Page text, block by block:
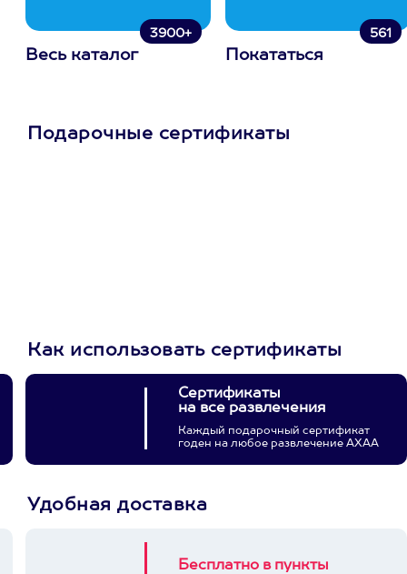
3900+
Весь каталог
561
Покататься
Подарочные сертификаты
Как использовать сертификаты
Сертификаты
на все развлечения
Каждый подарочный сертификат
годен на любое развлечение АХАА
Удобная доставка
Бесплатно в пункты